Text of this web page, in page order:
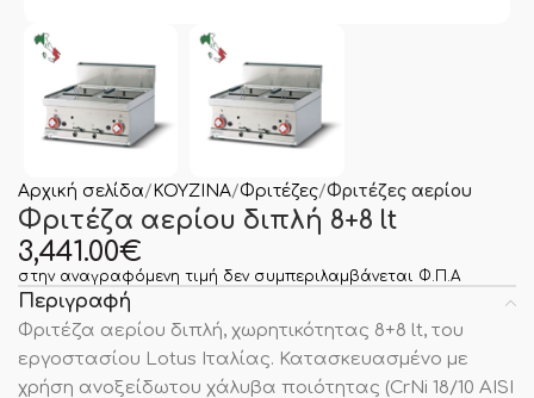
Αρχική σελίδα ΚΟΥΖΙΝΑ Φριτέζες Φριτέζες αερίου
Φριτέζα αερίου διπλή 8+8 lt
3,441.00€
στην αναγραφόμενη τιμή δεν συμπεριλαμβάνεται Φ.Π.Α
Περιγραφή
Φριτέζα αερίου διπλή, χωρητικότητας 8+8 lt, του
εργοστασίου Lotus Ιταλίας. Κατασκευασμένο με
χρήση ανοξείδωτου χάλυβα ποιότητας (CrNi 18/10 AISI